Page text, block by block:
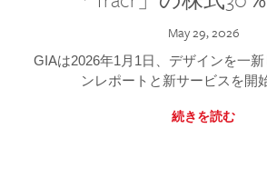
May 29, 2026
GIAは2026年1月1日、デザインを一
ンレポートと新サービスを開
続きを読む